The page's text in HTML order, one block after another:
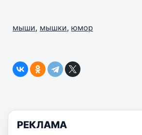
мыши, мышки, юмор
РЕКЛАМА